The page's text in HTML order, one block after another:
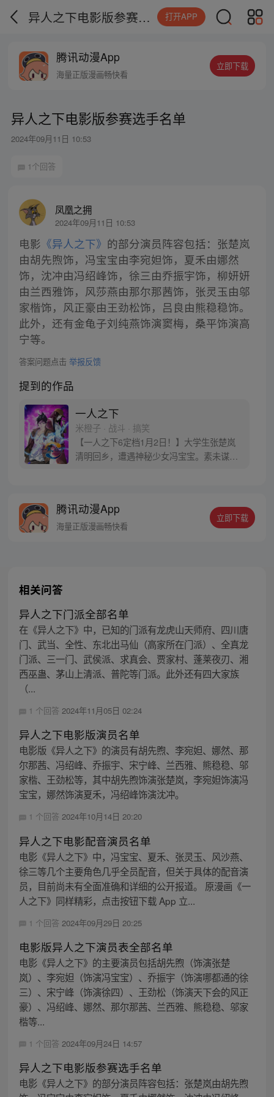
异人之下电影版参赛选手名单 打开APP
腾讯动漫App
海量正版漫画畅快看
立即下载
异人之下电影版参赛选手名单
2024年09月11日 10:53
1个回答
凤凰之拥
2024年09月11日 10:53
电影 《异人之下》 的部分演员阵容包括：张楚岚
由胡先煦饰，冯宝宝由李宛妲饰，夏禾由娜然
饰，沈冲由冯绍峰饰，徐三由乔振宇饰，柳妍妍
由兰西雅饰，风莎燕由那尔那茜饰，张灵玉由邬
家楷饰，风正豪由王劲松饰，吕良由熊稳稳饰。
此外，还有金龟子刘纯燕饰演窦梅，桑平饰演高
宁等。
答案问题点击 举报反馈
提到的作品
一人之下
米橙子 · 战斗 · 搞笑
【一人之下6定档1月2日！】大学生张楚岚
清明回乡，遭遇神秘少女冯宝宝。素未谋面
密，张楚岚的生活被彻底颠覆，与冯宝宝一
同踏上“异人”之旅。
腾讯动漫App
海量正版漫画畅快看
立即下载
相关问答
异人之下门派全部名单
在《异人之下》中，已知的门派有龙虎山天师府、四川唐
门、武当、全性、东北出马仙（高家所在门派）、全真龙
门派、三一门、武侯派、求真会、贾家村、蓬莱夜刃、湘
西巫蛊、茅山上清派、普陀等门派。此外还有四大家族
（...
1 个回答 2024年11月05日 02:24
异人之下电影版演员名单
电影版《异人之下》的演员有胡先煦、李宛妲、娜然、那
尔那茜、冯绍峰、乔振宇、宋宁峰、兰西雅、熊稳稳、邬
家楷、王劲松等，其中胡先煦饰演张楚岚，李宛妲饰演冯
宝宝，娜然饰演夏禾，冯绍峰饰演沈冲。
1 个回答 2024年10月14日 20:20
异人之下电影配音演员名单
电影《异人之下》中，冯宝宝、夏禾、张灵玉、风沙燕、
徐三等几个主要角色几乎全员配音，但关于具体的配音演
员，目前尚未有全面准确和详细的公开报道。 原漫画《一
人之下》同样精彩，点击按钮下载 App 立...
1 个回答 2024年09月29日 20:25
电影版异人之下演员表全部名单
电影《异人之下》的主要演员包括胡先煦（饰演张楚
岚）、李宛妲（饰演冯宝宝）、乔振宇（饰演哪都通的徐
三）、宋宁峰（饰演徐四）、王劲松（饰演天下会的风正
豪）、冯绍峰、娜然、那尔那茜、兰西雅、熊稳稳、邬家
楷等...
1 个回答 2024年09月24日 14:57
异人之下电影版参赛选手名单
电影《异人之下》的部分演员阵容包括：张楚岚由胡先煦